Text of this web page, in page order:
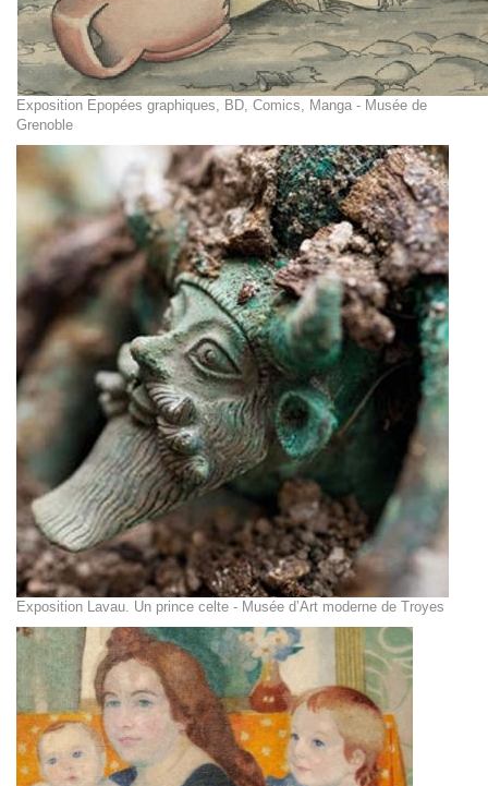
Exposition Epopées graphiques, BD, Comics, Manga - Musée de
Grenoble
Exposition Lavau. Un prince celte - Musée d’Art moderne de Troyes